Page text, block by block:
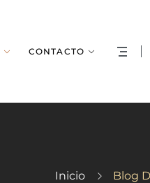
CONTACTO
Inicio Blog